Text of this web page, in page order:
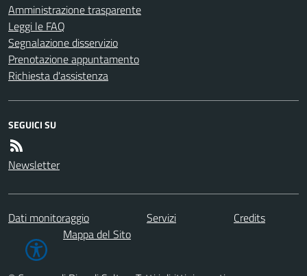
Amministrazione trasparente
Leggi le FAQ
Segnalazione disservizio
Prenotazione appuntamento
Richiesta d'assistenza
SEGUICI SU
Newsletter
Dati monitoraggio Servizi
Credits
Mappa del Sito